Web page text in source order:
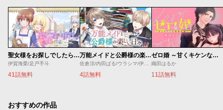
聖女様をお探しでしたら妹で間違いありません。さあどうぞお連れください、今すぐ。
伊賀海栗/足戸手斗
41話無料
万能メイドと公爵様の楽しい日々
佐倉涼/内田ぱる/ウラシマ/伊藤テリヤキ
4話無料
ゼロ婚 ～甘くキケンな極秘任務～
織田はるか
11話無料
おすすめの作品